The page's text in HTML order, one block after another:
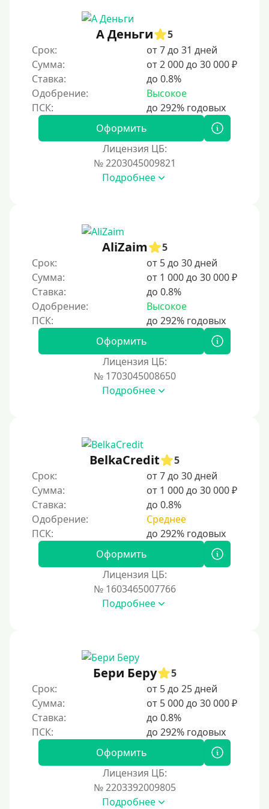
А Деньги
5
Срок:
от 7 до 31 дней
Сумма:
от 2 000 до 30 000 ₽
Ставка:
до 0.8%
Одобрение:
Высокое
Оформить
Лицензия ЦБ:
№ 2203045009821
Подробнее
AliZaim
5
Срок:
от 5 до 30 дней
Сумма:
от 1 000 до 30 000 ₽
Ставка:
до 0.8%
Одобрение:
Высокое
Оформить
Лицензия ЦБ:
№ 1703045008650
Подробнее
BelkaCredit
5
Срок:
от 7 до 30 дней
Сумма:
от 1 000 до 30 000 ₽
Ставка:
до 0.8%
Одобрение:
Среднее
Оформить
Лицензия ЦБ:
№ 1603465007766
Подробнее
Бери Беру
5
Срок:
от 5 до 25 дней
Сумма:
от 5 000 до 30 000 ₽
Ставка:
до 0.8%
Оформить
Лицензия ЦБ:
№ 2203392009805
Подробнее